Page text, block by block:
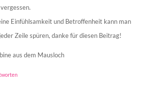
Einfühlsamkeit und Betroffenheit kann man
Zeile spüren, danke für diesen Beitrag!
aus dem Mausloch